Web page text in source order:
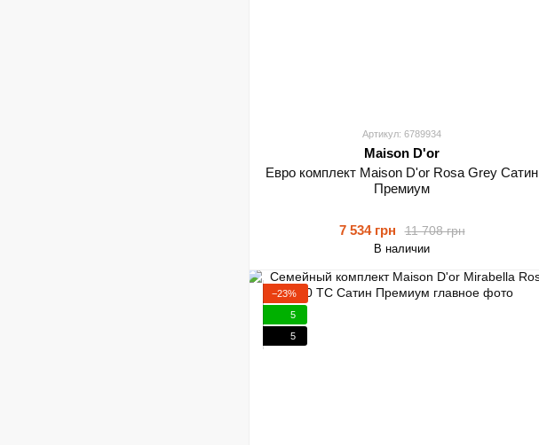
Артикул: 6789934
Maison D'or
Евро комплект Maison D'or Rosa Grey Сатин
Премиум
11 708 грн
7 534 грн
В наличии
−23%
5
5